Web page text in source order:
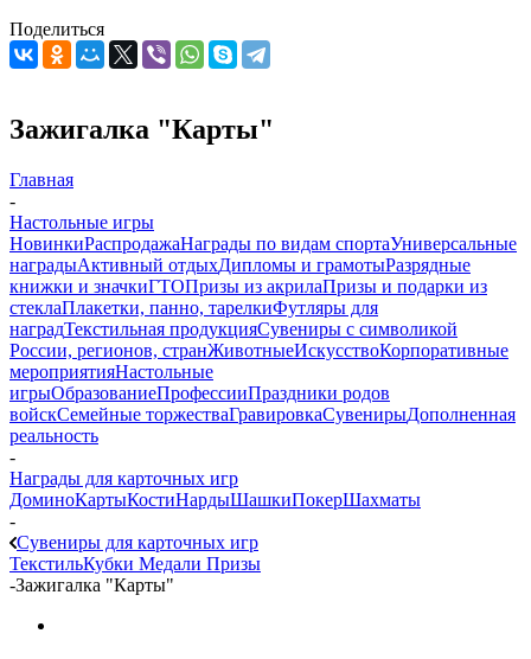
Поделиться
Зажигалка "Карты"
Главная
-
Настольные игры
НовинкиРаспродажаНаграды по видам спортаУниверсальные
наградыАктивный отдыхДипломы и грамотыРазрядные
книжки и значкиГТОПризы из акрилаПризы и подарки из
стеклаПлакетки, панно, тарелкиФутляры для
наградТекстильная продукцияСувениры с символикой
России, регионов, странЖивотныеИскусствоКорпоративные
мероприятияНастольные
игрыОбразованиеПрофессииПраздники родов
войскСемейные торжестваГравировкаСувенирыДополненная
реальность
-
Награды для карточных игр
ДоминоКартыКостиНардыШашкиПокерШахматы
-
Сувениры для карточных игр
ТекстильКубки Медали Призы
-Зажигалка "Карты"